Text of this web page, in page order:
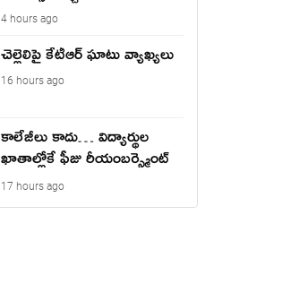
4 hours ago
చెల్లెలిపై కేటీఆర్ ఘాటు వ్యాఖ్యలు
16 hours ago
కాలేజీలు కాదు… విద్యార్థుల
ఖాతాల్లోకే ఫీజు రీయంబర్స్మెంట్
జమ?
17 hours ago